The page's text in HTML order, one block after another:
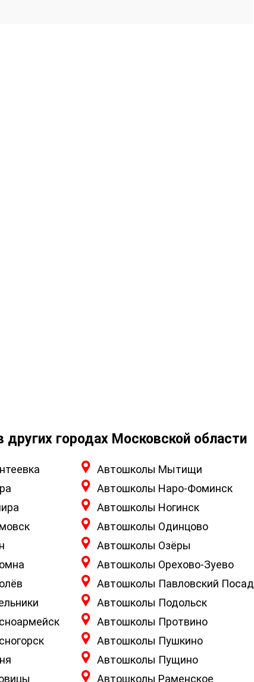
городах Московской области
Автошколы Мытищи
Автошколы Наро-Фоминск
Автошколы Ногинск
Автошколы Одинцово
Автошколы Озёры
Автошколы Орехово-Зуево
Автошколы Павловский Посад
Автошколы Подольск
Автошколы Протвино
Автошколы Пушкино
Автошколы Пущино
Автошколы Раменское